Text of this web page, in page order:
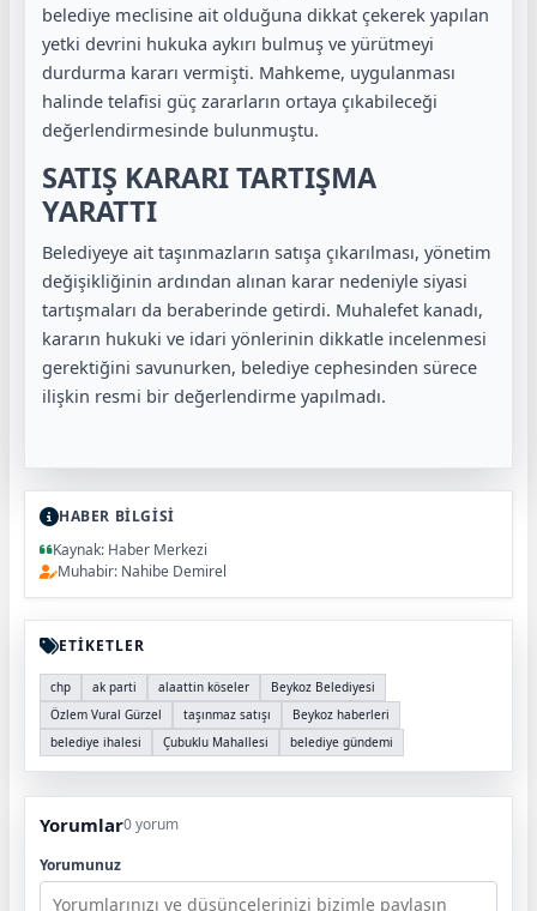
belediye meclisine ait olduğuna dikkat çekerek yapılan
yetki devrini hukuka aykırı bulmuş ve yürütmeyi
durdurma kararı vermişti. Mahkeme, uygulanması
halinde telafisi güç zararların ortaya çıkabileceği
değerlendirmesinde bulunmuştu.
SATIŞ KARARI TARTIŞMA
YARATTI
Belediyeye ait taşınmazların satışa çıkarılması, yönetim
değişikliğinin ardından alınan karar nedeniyle siyasi
tartışmaları da beraberinde getirdi. Muhalefet kanadı,
kararın hukuki ve idari yönlerinin dikkatle incelenmesi
gerektiğini savunurken, belediye cephesinden sürece
ilişkin resmi bir değerlendirme yapılmadı.
HABER BİLGİSİ
Kaynak: Haber Merkezi
Muhabir: Nahibe Demirel
ETİKETLER
chp ak parti alaattin köseler
Beykoz Belediyesi
Özlem Vural Gürzel
taşınmaz satışı
Beykoz haberleri
belediye ihalesi
Çubuklu Mahallesi belediye gündemi
Yorumlar0 yorum
Yorumunuz